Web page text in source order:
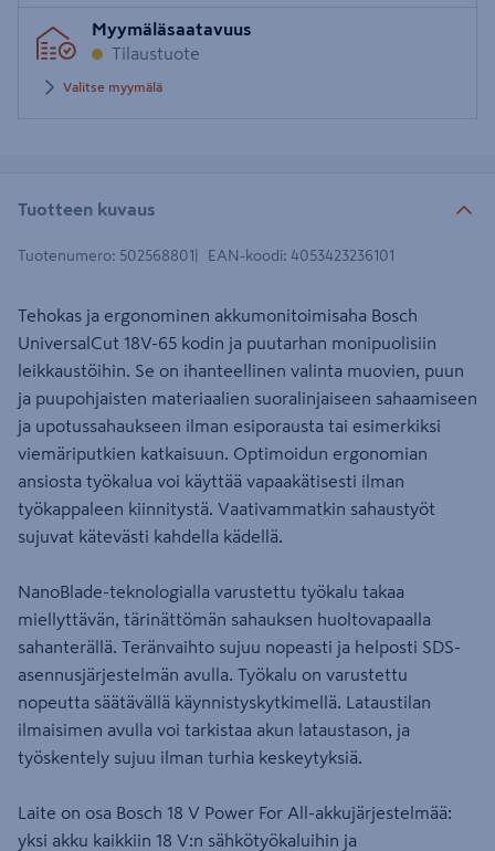
postinumero
Myymäläsaatavuus
Tilaustuote
Valitse myymälä
Tuotteen kuvaus
Tuotenumero: 502568801 EAN-koodi: 4053423236101
Tehokas ja ergonominen akkumonitoimisaha Bosch
UniversalCut 18V-65 kodin ja puutarhan monipuolisiin
leikkaustöihin. Se on ihanteellinen valinta muovien, puun
ja puupohjaisten materiaalien suoralinjaiseen sahaamiseen
ja upotussahaukseen ilman esiporausta tai esimerkiksi
viemäriputkien katkaisuun. Optimoidun ergonomian
ansiosta työkalua voi käyttää vapaakätisesti ilman
työkappaleen kiinnitystä. Vaativammatkin sahaustyöt
sujuvat kätevästi kahdella kädellä.
NanoBlade-teknologialla varustettu työkalu takaa
miellyttävän, tärinättömän sahauksen huoltovapaalla
sahanterällä. Teränvaihto sujuu nopeasti ja helposti SDS-
asennusjärjestelmän avulla. Työkalu on varustettu
nopeutta säätävällä käynnistyskytkimellä. Lataustilan
ilmaisimen avulla voi tarkistaa akun lataustason, ja
työskentely sujuu ilman turhia keskeytyksiä.
Laite on osa Bosch 18 V Power For All-akkujärjestelmää:
yksi akku kaikkiin 18 V:n sähkötyökaluihin ja